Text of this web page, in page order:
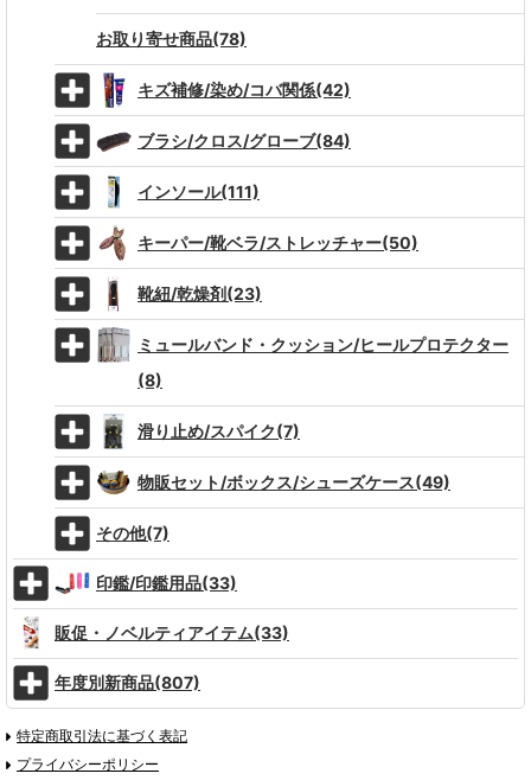
お取り寄せ商品(78)
キズ補修/染め/コバ関係(42)
ブラシ/クロス/グローブ(84)
インソール(111)
キーパー/靴ベラ/ストレッチャー(50)
靴紐/乾燥剤(23)
ミュールバンド・クッション/ヒールプロテクター
(8)
滑り止め/スパイク(7)
物販セット/ボックス/シューズケース(49)
その他(7)
印鑑/印鑑用品(33)
販促・ノベルティアイテム(33)
年度別新商品(807)
特定商取引法に基づく表記
プライバシーポリシー